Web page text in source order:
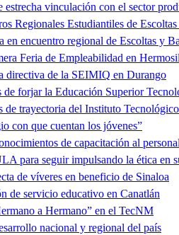
estrecha vinculación con el sector
Regionales Estudiantiles de
en encuentro regional de Escoltas y
Feria de Empleabilidad en
directiva de la SEIMIQ en Durango
forjar la Educación Superior
de trayectoria del Instituto
con que cuentan los jóvenes”
de capacitación al
para seguir impulsando la ética en
de víveres en beneficio de Sinaloa
de servicio educativo en Canatlán
a Hermano” en el TecNM
nacional y regional del país